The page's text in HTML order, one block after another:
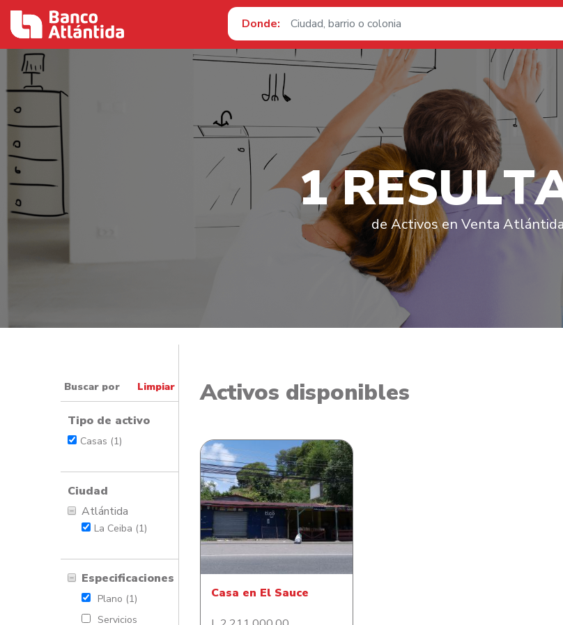
Donde:
1 RESULT
de Activos en Venta Atlántida
Buscar por Limpiar
Tipo de activo
Casas (1)
Ciudad
Atlántida
La Ceiba (1)
Especificaciones
Plano (1)
Servicios
Activos disponibles
Casa en El Sauce
Casa en El Sauce